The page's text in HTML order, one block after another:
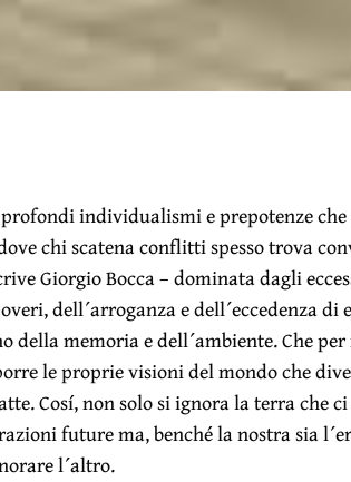
individualismi e prepotenze
chi scatena conflitti spesso trova
Giorgio Bocca – dominata dagli
dell´arroganza e dell´eccedenza di
della memoria e dell´ambiente. Che
le proprie visioni del mondo che
Cosí, non solo si ignora la terra che
future ma, benché la nostra sia
l´altro.